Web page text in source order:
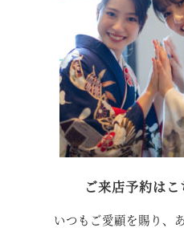
ご来店予約は
いつもご愛顧を賜り、